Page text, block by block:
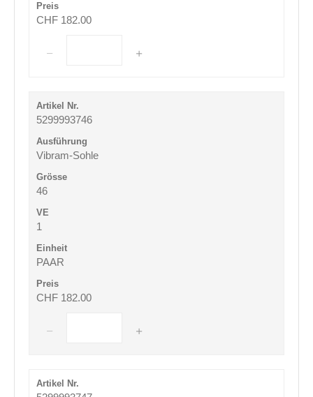
CHF 182.00
5299993746
Vibram-Sohle
46
1
PAAR
CHF 182.00